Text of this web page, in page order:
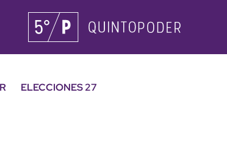
ELECCIONES 27